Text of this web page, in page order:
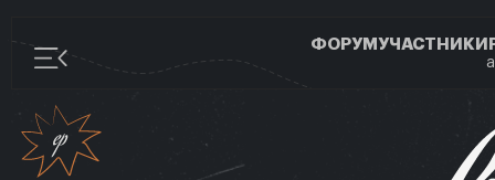
ФОРУМУЧАСТНИКИ